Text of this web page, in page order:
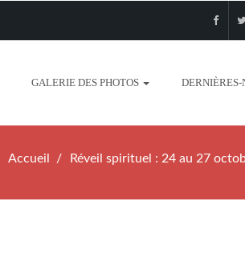
GALERIE DES PHOTOS
Accueil Réveil spirituel : 24 au 27